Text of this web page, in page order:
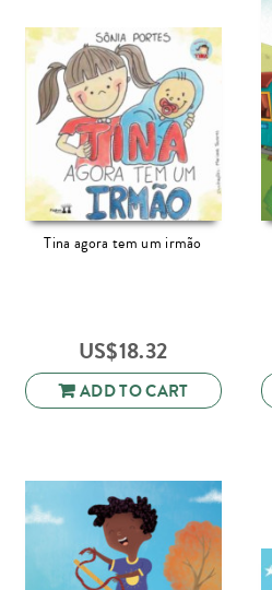
Tina agora tem um irmão
US$18.32
ADD TO CART